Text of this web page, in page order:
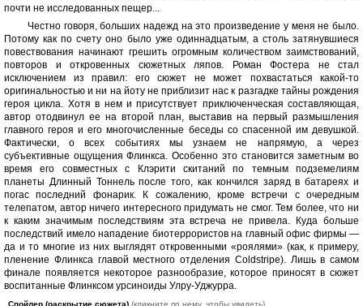
почти не исследованных пещер...
Честно говоря, больших надежд на это произведение у меня не было.
Потому как по счету оно было уже одиннадцатым, а столь затянувшиеся
повествования начинают грешить огромным количеством заимствований,
повторов и откровенных сюжетных ляпов. Роман Фостера не стал
исключением из правил: его сюжет не может похвастаться какой-то
оригинальностью и ни на йоту не приблизит нас к разгадке тайны рождения
героя цикла. Хотя в нем и присутствует приключенческая составляющая,
автор отодвинул ее на второй план, выставив на первый размышления
главного героя и его многочисленные беседы со спасенной им девушкой.
Фактически, о всех событиях мы узнаем не напрямую, а через
субъективные ощущения Флинкса. Особенно это становится заметным во
время его совместных с Клэрити скитаний по темным подземелиям
планеты Длинный Тоннель после того, как кончился заряд в батареях и
погас последний фонарик. К сожалению, кроме встречи с очередным
телепатом, автор ничего интересного придумать не смог. Тем более, что ни
к каким значимым последствиям эта встреча не привела. Куда больше
последствий имело нападение биотеррористов на главный офис фирмы —
да и то многие из них выглядят откровенными «роялями» (как, к примеру,
пленение Флинкса главой местного отделения Coldstripe). Лишь в самом
финале появляется некоторое разнообразие, которое приносят в сюжет
воспитанные Флинксом урсиноиды Улру-Уджурра.
Спойлер (раскрытие сюжета) (кликните по нему, чтобы увидеть)